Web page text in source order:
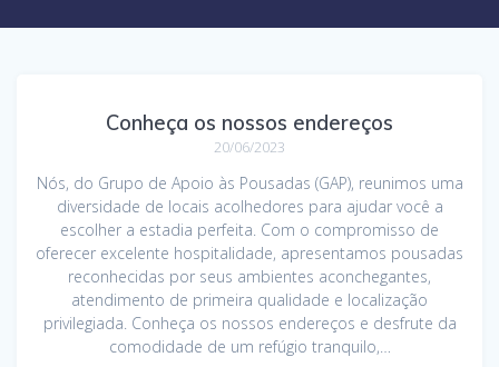
Conheça os nossos endereços
20/06/2023
Nós, do Grupo de Apoio às Pousadas (GAP), reunimos uma
diversidade de locais acolhedores para ajudar você a
escolher a estadia perfeita. Com o compromisso de
oferecer excelente hospitalidade, apresentamos pousadas
reconhecidas por seus ambientes aconchegantes,
atendimento de primeira qualidade e localização
privilegiada. Conheça os nossos endereços e desfrute da
comodidade de um refúgio tranquilo,…